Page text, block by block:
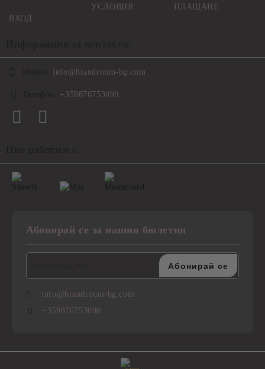
ВХОД
УСЛОВИЯ
ПЛАЩАНЕ
info@brandroom-bg.com
+359876753090
Абонирай се за нашия бюлетин
info@brandroom-bg.com
+359876753090